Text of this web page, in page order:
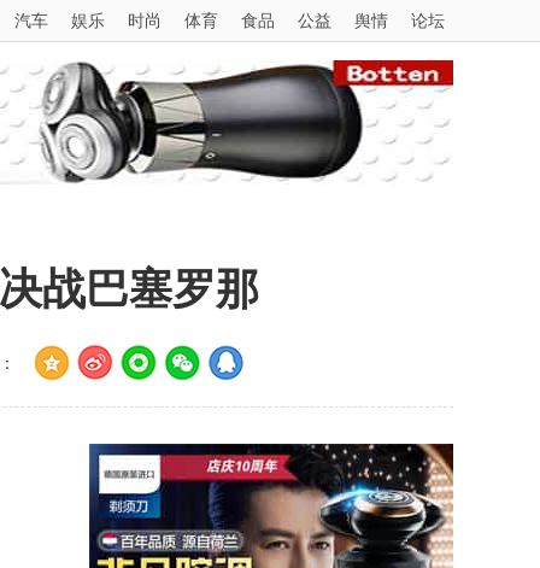
汽车 娱乐 时尚 体育 食品 公益 舆情 论坛
战巴塞罗那